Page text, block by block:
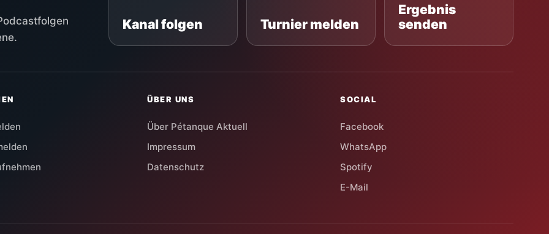
Kanal folgen Turnier melden
Ergebnis
senden
ÜBER UNS
Über Pétanque Aktuell
Impressum
Datenschutz
SOCIAL
Facebook
WhatsApp
Spotify
E-Mail